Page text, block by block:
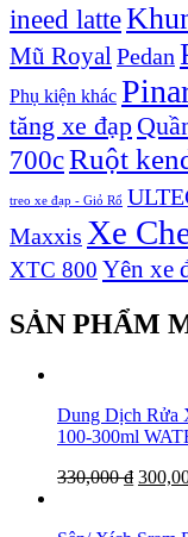
ineed latte
Mũ Royal Pedan
Phụ kiện khác
tăng xe đạp
700cRuột
treo xe đạp - Giỏ Rổ
Maxxis Xe
XTC 800 Yên xe
SẢN PHẨM
Dung Dịch Rửa
100-300ml
330,000₫